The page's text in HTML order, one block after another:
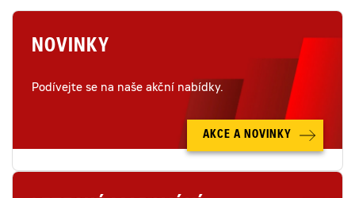
NOVINKY
Podívejte se na naše akční nabídky.
AKCE A NOVINKY